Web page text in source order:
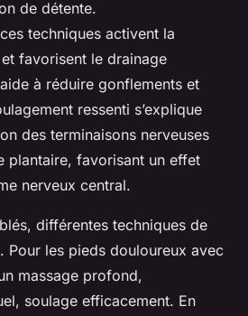
de détente.
techniques activent la
favorisent le drainage
à réduire gonflements et
ressenti s’explique
des terminaisons nerveuses
plantaire, favorisant un effet
nerveux central.
différentes techniques de
Pour les pieds douloureux avec
massage profond,
soulage efficacement. En